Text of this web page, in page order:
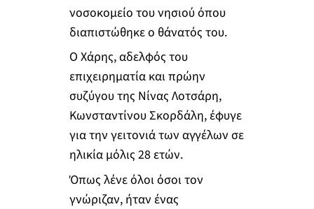
νοσοκομείο του νησιού όπου
διαπιστώθηκε ο θάνατός του.
Ο Χάρης, αδελφός του
επιχειρηματία και πρώην
συζύγου της Νίνας Λοτσάρη,
Κωνσταντίνου Σκορδάλη, έφυγε
για την γειτονιά των αγγέλων σε
ηλικία μόλις 28 ετών.
Όπως λένε όλοι όσοι τον
γνώριζαν, ήταν ένας